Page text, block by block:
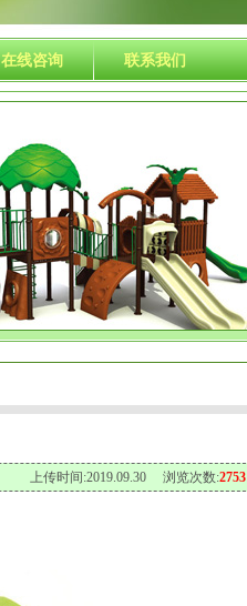
在线咨询 联系我们
上传时间:2019.09.30 浏览次数:2753